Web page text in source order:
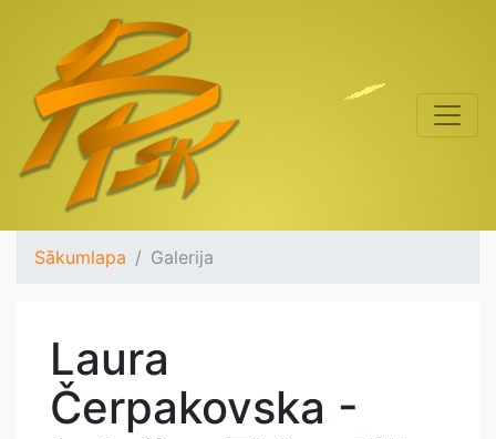
Sākumlapa Galerija
Laura
Čerpakovska -